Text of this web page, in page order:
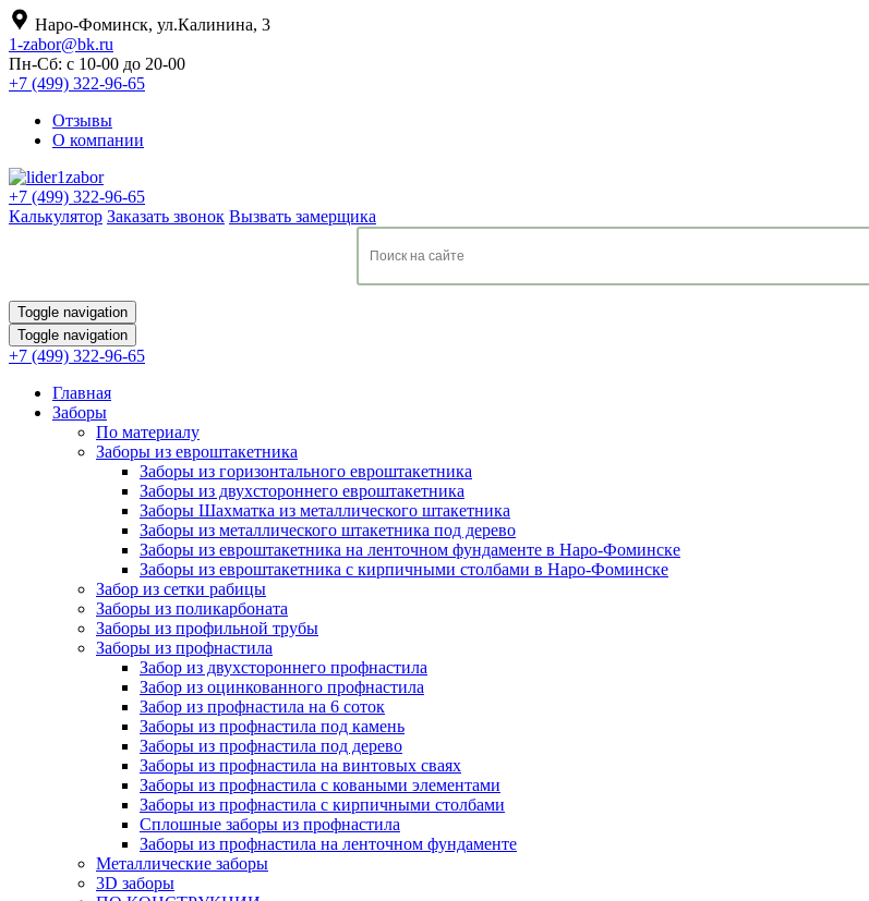
Наро-Фоминск, ул.Калинина, 3
1-zabor@bk.ru
Пн-Сб: с 10-00 до 20-00
+7 (499) 322-96-65
Отзывы
О компании
+7 (499) 322-96-65
Калькулятор Заказать звонок Вызвать замерщика
Toggle navigation
Toggle navigation
+7 (499) 322-96-65
Главная
Заборы
По материалу
Заборы из евроштакетника
Заборы из горизонтального евроштакетника
Заборы из двухстороннего евроштакетника
Заборы Шахматка из металлического штакетника
Заборы из металлического штакетника под дерево
Заборы из евроштакетника на ленточном фундаменте в Наро-Фоминске
Заборы из евроштакетника с кирпичными столбами в Наро-Фоминске
Забор из сетки рабицы
Заборы из поликарбоната
Заборы из профильной трубы
Заборы из профнастила
Забор из двухстороннего профнастила
Забор из оцинкованного профнастила
Забор из профнастила на 6 соток
Заборы из профнастила под камень
Заборы из профнастила под дерево
Заборы из профнастила на винтовых сваях
Заборы из профнастила с коваными элементами
Заборы из профнастила с кирпичными столбами
Сплошные заборы из профнастила
Заборы из профнастила на ленточном фундаменте
Металлические заборы
3D заборы